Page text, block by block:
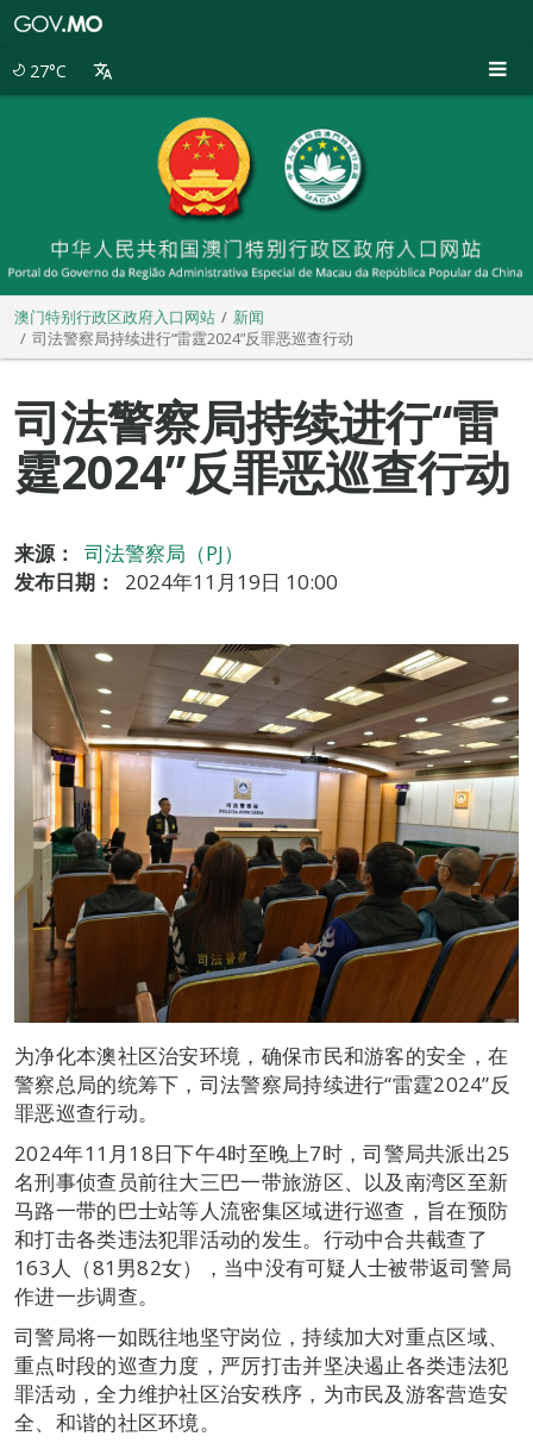
27°C
澳门特别行政区政府入口网站
新闻
司法警察局持续进行“雷霆2024”反罪恶巡查行动
司法警察局持续进行“雷
霆2024”反罪恶巡查行动
来源：
司法警察局（PJ）
发布日期：
2024年11月19日 10:00
为净化本澳社区治安环境，确保市民和游客的安全，在
警察总局的统筹下，司法警察局持续进行“雷霆2024”反
罪恶巡查行动。
2024年11月18日下午4时至晚上7时，司警局共派出25
名刑事侦查员前往大三巴一带旅游区、以及南湾区至新
马路一带的巴士站等人流密集区域进行巡查，旨在预防
和打击各类违法犯罪活动的发生。行动中合共截查了
163人（81男82女），当中没有可疑人士被带返司警局
作进一步调查。
司警局将一如既往地坚守岗位，持续加大对重点区域、
重点时段的巡查力度，严厉打击并坚决遏止各类违法犯
罪活动，全力维护社区治安秩序，为市民及游客营造安
全、和谐的社区环境。